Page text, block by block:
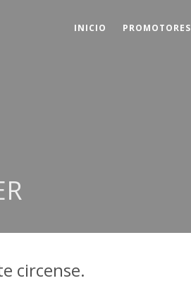
INICIO PROMOTORES
circense.